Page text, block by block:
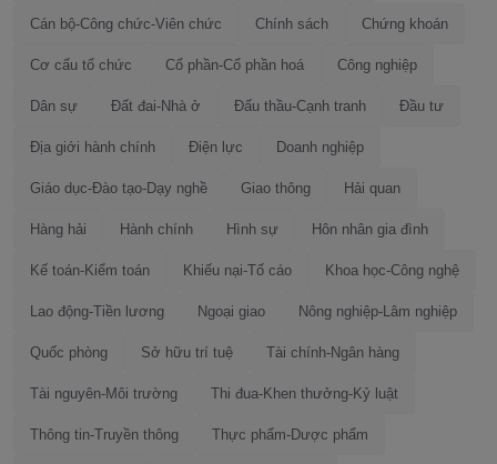
Cán bộ-Công chức-Viên chức Chính sách Chứng khoán
Cơ cấu tổ chức Cổ phần-Cổ phần hoá Công nghiệp
Dân sự Đất đai-Nhà ở Đấu thầu-Cạnh tranh Đầu tư
Địa giới hành chính Điện lực Doanh nghiệp
Giáo dục-Đào tạo-Dạy nghề Giao thông Hải quan
Hàng hải Hành chính Hình sự Hôn nhân gia đình
Kế toán-Kiểm toán Khiếu nại-Tố cáo Khoa học-Công nghệ
Lao động-Tiền lương Ngoại giao Nông nghiệp-Lâm nghiệp
Quốc phòng Sở hữu trí tuệ Tài chính-Ngân hàng
Tài nguyên-Môi trường Thi đua-Khen thưởng-Kỷ luật
Thông tin-Truyền thông Thực phẩm-Dược phẩm